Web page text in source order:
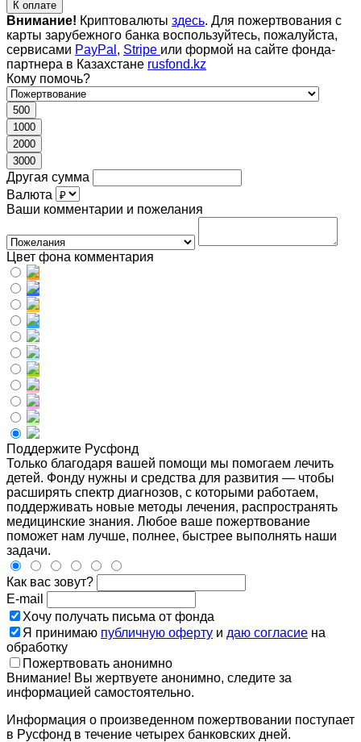
К оплате
Внимание! Криптовалюты здесь. Для пожертвования с
карты зарубежного банка воспользуйтесь, пожалуйста,
сервисами PayPal , Stripe или формой на сайте фонда-
партнера в Казахстане rusfond.kz
Кому помочь?
500
1000
2000
3000
Другая сумма
Валюта
Ваши комментарии и пожелания
Цвет фона комментария
Поддержите Русфонд
Только благодаря вашей помощи мы помогаем лечить
детей. Фонду нужны и средства для развития — чтобы
расширять спектр диагнозов, с которыми работаем,
поддерживать новые методы лечения, распространять
медицинские знания. Любое ваше пожертвование
поможет нам лучше, полнее, быстрее выполнять наши
задачи.
Как вас зовут?
E-mail
Хочу получать письма от фонда
Я принимаю публичную оферту и даю согласие на
обработку
Пожертвовать анонимно
Внимание! Вы жертвуете анонимно, следите за
информацией самостоятельно.
Информация о произведенном пожертвовании поступает
в Русфонд в течение четырех банковских дней.